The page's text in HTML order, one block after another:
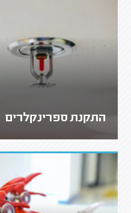
התקנת ספרינקלרים